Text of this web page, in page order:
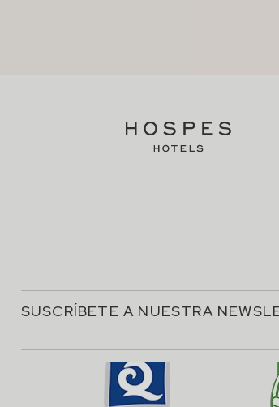
SUSCRÍBETE A NUESTRA